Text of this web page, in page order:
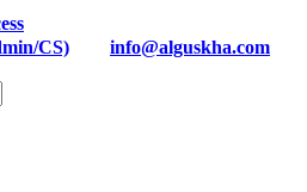
CS)
info@alguskha.com